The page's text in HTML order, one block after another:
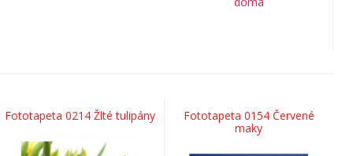
Fototapeta 0214 Žlté tulipány
Fototapeta 0154 Červené
maky